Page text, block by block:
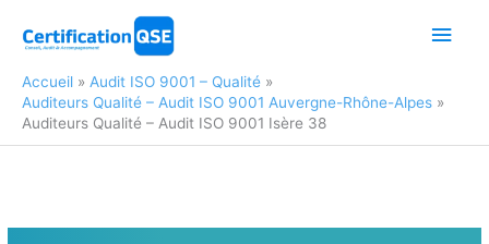
Accueil
Audit ISO 9001 – Qualité
Auditeurs Qualité – Audit ISO 9001 Auvergne-Rhône-Alpes
Auditeurs Qualité – Audit ISO 9001 Isère 38